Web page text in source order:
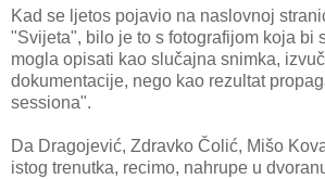
Kad se ljetos pojavio na naslovnoj
"Svijeta", bilo je to s fotografijom koja bi
mogla opisati kao slučajna snimka,
dokumentacije, nego kao rezultat
sessiona".
Da Dragojević, Zdravko Čolić, Mišo
istog trenutka, recimo, nahrupe u